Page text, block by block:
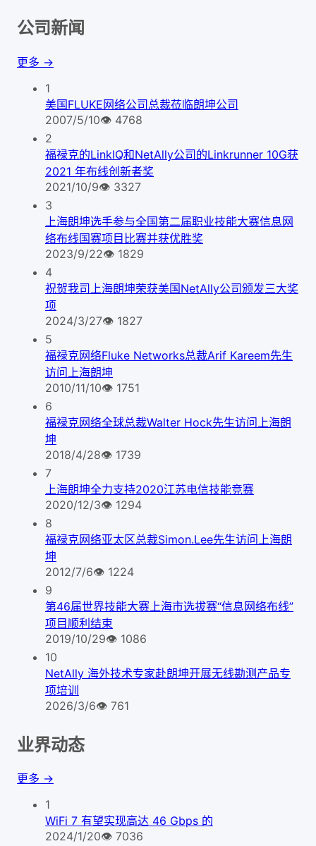
公司新闻
更多 →
1
美国FLUKE网络公司总裁莅临朗坤公司
2007/5/10👁 4768
2
福禄克的LinkIQ和NetAlly公司的Linkrunner 10G获
2021 年布线创新者奖
2021/10/9👁 3327
3
上海朗坤选手参与全国第二届职业技能大赛信息网
络布线国赛项目比赛并获优胜奖
2023/9/22👁 1829
4
祝贺我司上海朗坤荣获美国NetAlly公司颁发三大奖
项
2024/3/27👁 1827
5
福禄克网络Fluke Networks总裁Arif Kareem先生
访问上海朗坤
2010/11/10👁 1751
6
福禄克网络全球总裁Walter Hock先生访问上海朗
坤
2018/4/28👁 1739
7
上海朗坤全力支持2020江苏电信技能竞赛
2020/12/3👁 1294
8
福禄克网络亚太区总裁Simon.Lee先生访问上海朗
坤
2012/7/6👁 1224
9
第46届世界技能大赛上海市选拔赛“信息网络布线”
项目顺利结束
2019/10/29👁 1086
10
NetAlly 海外技术专家赴朗坤开展无线勘测产品专
项培训
2026/3/6👁 761
业界动态
更多 →
1
WiFi 7 有望实现高达 46 Gbps 的
2024/1/20👁 7036